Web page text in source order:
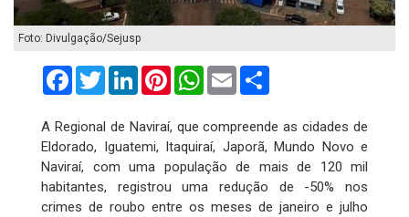
Foto: Divulgação/Sejusp
FacebookTwitterLinkedInPinterestWhatsApp
Email
A Regional de Naviraí, que compreende as cidades de
Eldorado, Iguatemi, Itaquiraí, Japorã, Mundo Novo e
Naviraí, com uma população de mais de 120 mil
habitantes, registrou uma redução de -50% nos
crimes de roubo entre os meses de janeiro e julho